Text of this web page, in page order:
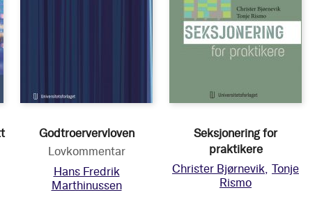
Godtroervervloven
Lovkommentar
Hans Fredrik
Marthinussen
Seksjonering for
praktikere
Christer Bjørnevik Tonje
Rismo